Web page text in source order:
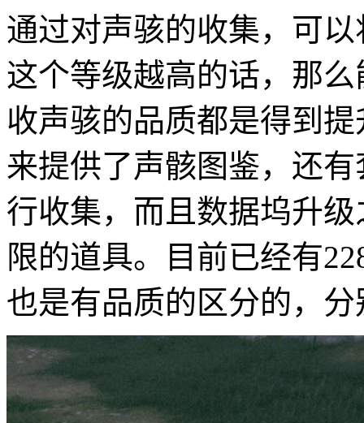
通过对声骇的收集，可
这个等级越高的话，那
收声骇的品质都是得到
来提供了声骸图鉴，还
行收集，而且数据坞升
限的道具。目前已经有
也是有品质的区分的，